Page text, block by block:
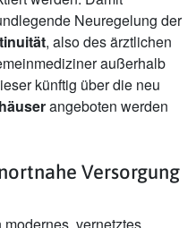
Neuregelung der
, also des ärztlichen
außerhalb
künftig über die neu
angeboten werden
Versorgung